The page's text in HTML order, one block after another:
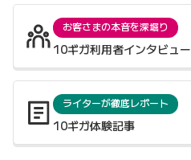
お客さまの本音を深堀り
10ギガ利用者インタビュー
ライターが徹底レポート
10ギガ体験記事